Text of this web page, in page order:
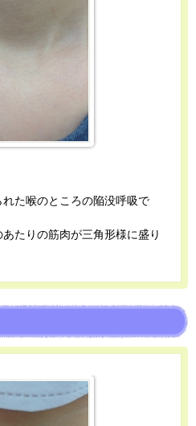
た喉のところの陥没呼吸で
たりの筋肉が三角形様に盛り